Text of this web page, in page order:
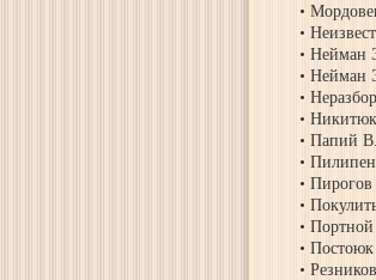
Нейман
Нейман
Папий
Портной